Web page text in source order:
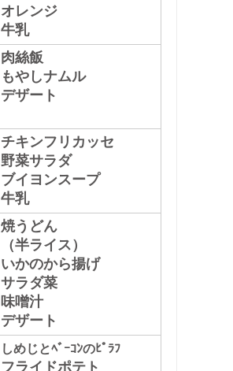
オレンジ
牛乳
肉絲飯
もやしナムル
デザート
チキンフリカッセ
野菜サラダ
ブイヨンスープ
牛乳
焼うどん
（半ライス）
いかのから揚げ
サラダ菜
味噌汁
デザート
しめじとﾍﾞｰｺﾝのﾋﾟﾗﾌ
フライドポテト